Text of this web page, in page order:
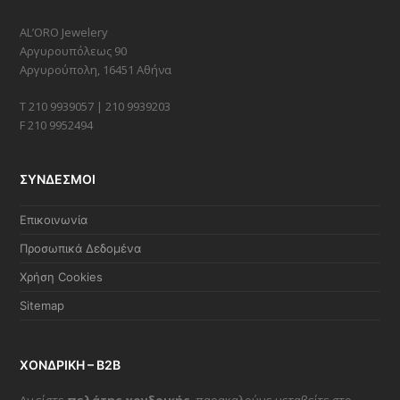
AL’ORO Jewelery
Αργυρουπόλεως 90
Αργυρούπολη, 16451 Αθήνα
Τ 210 9939057 | 210 9939203
F 210 9952494
ΣΥΝΔΕΣΜΟΙ
Επικοινωνία
Προσωπικά Δεδομένα
Χρήση Cookies
Sitemap
ΧΟΝΔΡΙΚΗ – B2B